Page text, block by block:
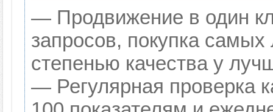
— Продвижение в один
запросов, покупка
степенью качества у
— Регулярная проверка